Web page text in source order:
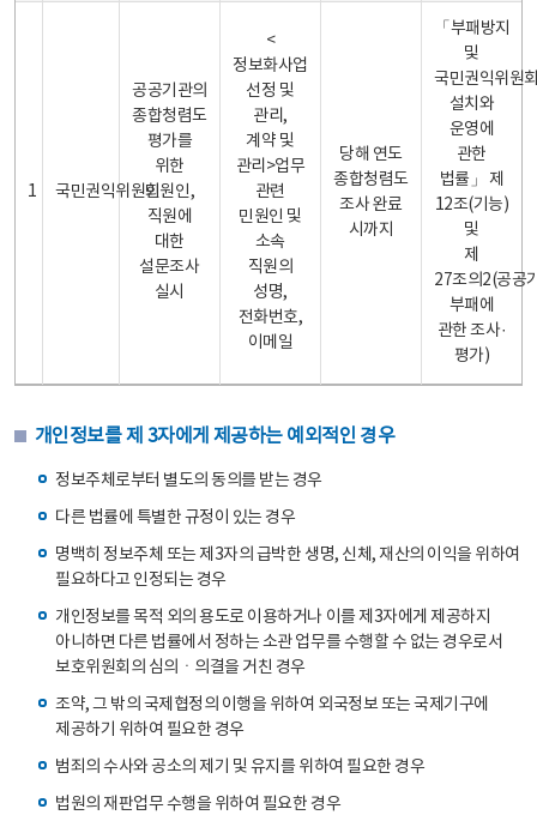
1 국민권익위원회
공공기관의
종합청렴도
평가를
위한
민원인,
직원에
대한
설문조사
실시
<
정보화사업
선정 및
관리,
계약 및
관리>업무
관련
민원인 및
소속
직원의
성명,
전화번호,
이메일
당해 연도
종합청렴도
조사 완료
시까지
「부패방지
및
국민권익위원
설치와
운영에
관한
법률」 제
12조(기능)
및
제
27조의2(공공
부패에
관한 조사·
평가)
개인정보를 제 3자에게 제공하는 예외적인 경우
정보주체로부터 별도의 동의를 받는 경우
다른 법률에 특별한 규정이 있는 경우
명백히 정보주체 또는 제3자의 급박한 생명, 신체, 재산의 이익을 위하여
필요하다고 인정되는 경우
개인정보를 목적 외의 용도로 이용하거나 이를 제3자에게 제공하지
아니하면 다른 법률에서 정하는 소관 업무를 수행할 수 없는 경우로서
보호위원회의 심의ㆍ의결을 거친 경우
조약, 그 밖의 국제협정의 이행을 위하여 외국정보 또는 국제기구에
제공하기 위하여 필요한 경우
범죄의 수사와 공소의 제기 및 유지를 위하여 필요한 경우
법원의 재판업무 수행을 위하여 필요한 경우